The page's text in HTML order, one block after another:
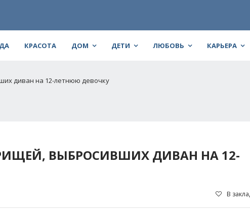
КРАСОТА ДОМ ДЕТИ ЛЮБОВЬ КАРЬЕРА
диван на 12-летнюю девочку
ВЫБРОСИВШИХ ДИВАН НА 12-
В